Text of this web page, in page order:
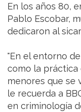
En los años 80,
Pablo Escobar,
dedicaron al
"En el entorno
como la práctica
menores que se
le recuerda a
en criminología